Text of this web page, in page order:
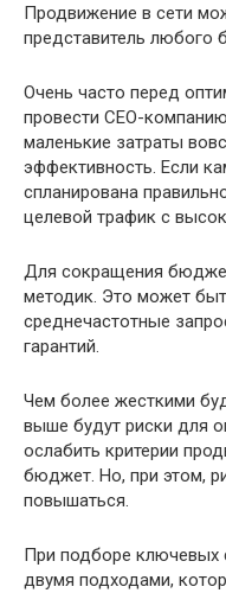
Продвижение в сети
представитель любого
Очень часто перед
провести СЕО-
маленькие затраты
эффективность. Если
спланирована
целевой трафик с
Для сокращения
методик. Это может
среднечастотные
гарантий.
Чем более жесткими
выше будут риски для
ослабить критерии
бюджет. Но, при этом,
повышаться.
При подборе ключевых
двумя подходами,